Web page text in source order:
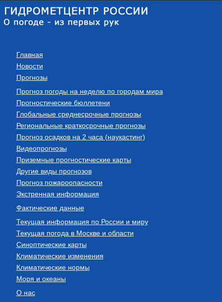
Главная
Новости
Прогнозы
Прогноз погоды на неделю по городам мира
Прогностические бюллетени
Глобальные среднесрочные прогнозы
Региональные краткосрочные прогнозы
Прогноз осадков на 2 часа (наукастинг)
Видеопрогнозы
Приземные прогностические карты
Другие виды прогнозов
Прогноз пожароопасности
Экстренная информация
Фактические данные
Текущая информация по России и миру
Текущая погода в Москве и области
Синоптические карты
Климатические изменения
Климатические нормы
Моря и океаны
О нас